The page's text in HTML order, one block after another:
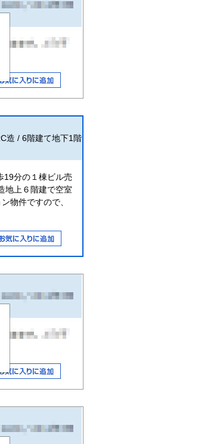
造 / 6階建て地下1階
19分の１棟ビル売
地上６階建で空室
物件ですので、